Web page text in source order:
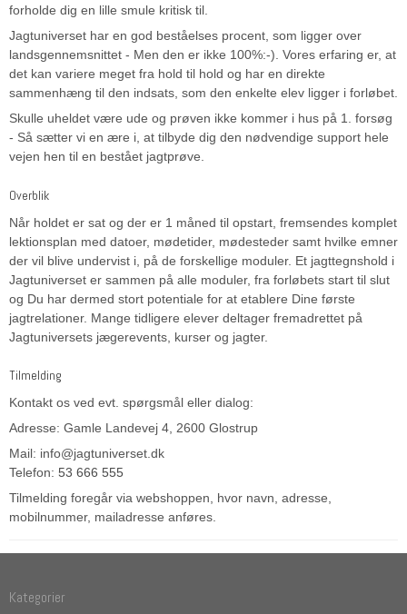
forholde dig en lille smule kritisk til.
Jagtuniverset har en god beståelses procent, som ligger over
landsgennemsnittet - Men den er ikke 100%:-). Vores erfaring er, at
det kan variere meget fra hold til hold og har en direkte
sammenhæng til den indsats, som den enkelte elev ligger i forløbet.
Skulle uheldet være ude og prøven ikke kommer i hus på 1. forsøg
- Så sætter vi en ære i, at tilbyde dig den nødvendige support hele
vejen hen til en bestået jagtprøve.
Overblik
Når holdet er sat og der er 1 måned til opstart, fremsendes komplet
lektionsplan med datoer, mødetider, mødesteder samt hvilke emner
der vil blive undervist i, på de forskellige moduler. Et jagttegnshold i
Jagtuniverset er sammen på alle moduler, fra forløbets start til slut
og Du har dermed stort potentiale for at etablere Dine første
jagtrelationer. Mange tidligere elever deltager fremadrettet på
Jagtuniversets jægerevents, kurser og jagter.
Tilmelding
Kontakt os ved evt. spørgsmål eller dialog:
Adresse: Gamle Landevej 4, 2600 Glostrup
Mail: info@jagtuniverset.dk
Telefon: 53 666 555
Tilmelding foregår via webshoppen, hvor navn, adresse,
mobilnummer, mailadresse anføres.
Kategorier